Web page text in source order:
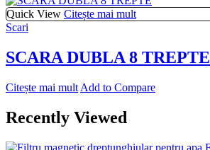
Quick View Citește mai mult
Scari
SCARA DUBLA 8 TREPTE
Citește mai mult Add to Compare
Recently Viewed